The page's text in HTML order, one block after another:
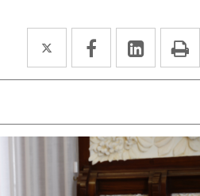
Twitter
Enlace
a
aplicación
externa.
Facebook
Enlace
a
aplicación
externa.
Enlace
a